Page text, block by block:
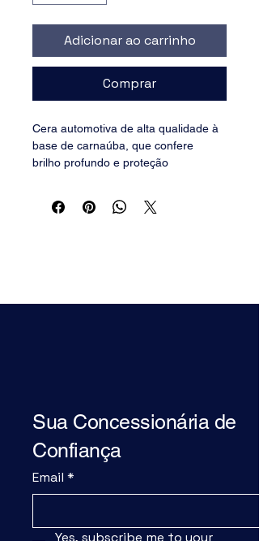
Adicionar ao carrinho
Comprar
Cera automotiva de alta qualidade à
base de carnaúba, que confere
brilho profundo e proteção
espelhado e repele água e sujidade.
Sua Concessionária de
Confiança
Email *
Yes, subscribe me to your